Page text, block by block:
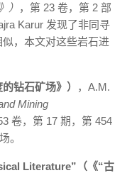
） ，第 23 卷，第 2 部
Karur 发现了非同寻
，本文对这些岩石进
钻石矿场》）
，A.M.
Mining
卷，第 17 期，第 454
。
Literature”（《“古